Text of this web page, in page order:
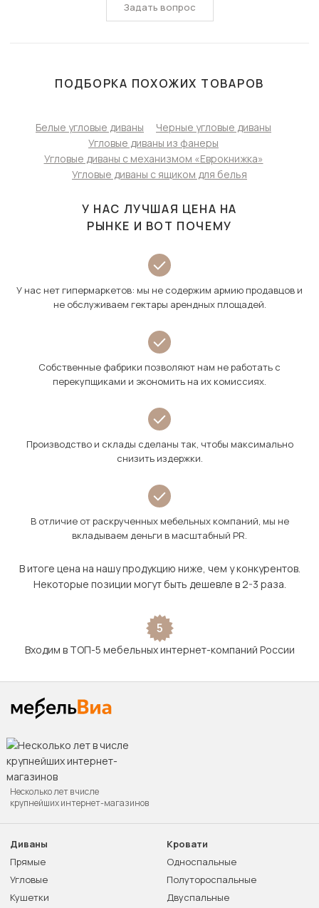
Задать вопрос
ПОДБОРКА ПОХОЖИХ ТОВАРОВ
Белые угловые диваны
Черные угловые диваны
Угловые диваны из фанеры
Угловые диваны с механизмом «Еврокнижка»
Угловые диваны с ящиком для белья
У НАС ЛУЧШАЯ ЦЕНА НА
РЫНКЕ И ВОТ ПОЧЕМУ
У нас нет гипермаркетов: мы не содержим армию продавцов и
не обслуживаем гектары арендных площадей.
Собственные фабрики позволяют нам не работать с
перекупщиками и экономить на их комиссиях.
Производство и склады сделаны так, чтобы максимально
снизить издержки.
В отличие от раскрученных мебельных компаний, мы не
вкладываем деньги в масштабный PR.
В итоге цена на нашу продукцию ниже, чем у конкурентов.
Некоторые позиции могут быть дешевле в 2-3 раза.
5
Входим в ТОП-5 мебельных интернет-компаний России
Несколько лет в числе
крупнейших интернет-магазинов
Диваны
Прямые
Угловые
Кушетки
Кровати
Односпальные
Полутороспальные
Двуспальные